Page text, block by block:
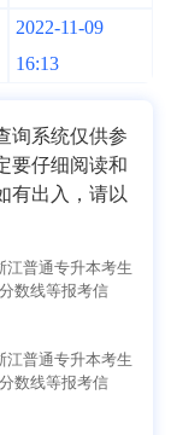
2022-11-09
16:13
询系统仅供参
要仔细阅读和
有出入，请以
江普通专升本考生
数线等报考信
江普通专升本考生
数线等报考信